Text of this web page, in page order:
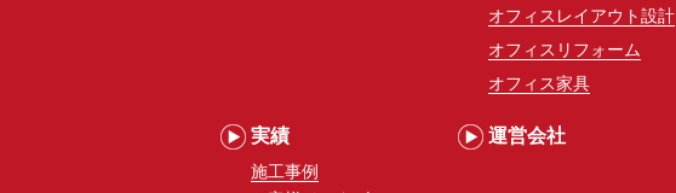
オフィスレイアウト設計
オフィスリフォーム
オフィス家具
実績
施工事例
運営会社